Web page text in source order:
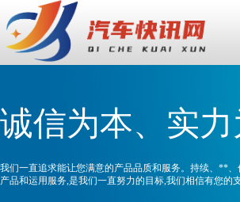
诚信为本、实
我们一直追求能让您满意的产品品质和服务。持续、**
产品和运用服务,是我们一直努力的目标,我们相信有您的